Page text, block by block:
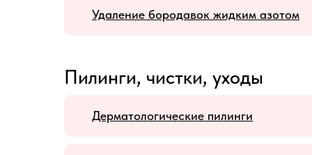
Удаление бородавок жидким азотом
Пилинги, чистки, уходы
Дерматологические пилинги